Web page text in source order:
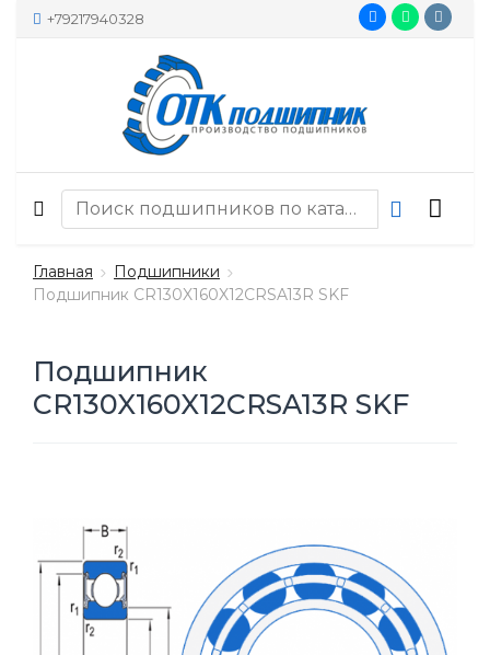
+79217940328
Главная
Подшипники
Подшипник CR130X160X12CRSA13R SKF
Подшипник
CR130X160X12CRSA13R SKF